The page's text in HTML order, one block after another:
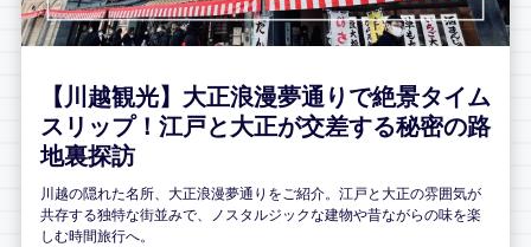
【川越観光】大正浪漫夢通りで絶景タイム
スリップ！江戸と大正が交差する秘密の路
地裏探訪
川越の隠れた名所、大正浪漫夢通りをご紹介。江戸と大正の雰囲気が
共存する独特な街並みで、ノスタルジックな建物や昔ながらの味を楽
しむ時間旅行へ。